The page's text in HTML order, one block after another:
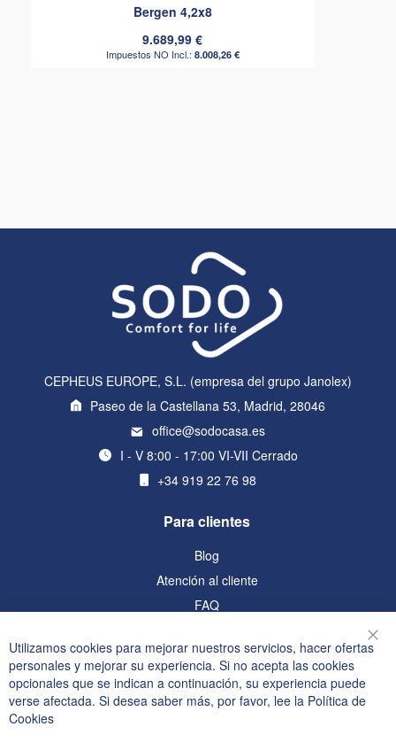
Bergen 4,2x8
9.689,99 €
8.008,26 €
CEPHEUS EUROPE, S.L. (empresa del grupo Janolex)
Paseo de la Castellana 53, Madrid, 28046
office@sodocasa.es
I - V 8:00 - 17:00 VI-VII Cerrado
+34 919 22 76 98
Para clientes
Blog
Atención al cliente
FAQ
Información
Política de privacidad y cookies
Términos de búsqueda
Utilizamos cookies para mejorar nuestros servicios, hacer ofertas
personales y mejorar su experiencia. Si no acepta las cookies
opcionales que se indican a continuación, su experiencia puede
verse afectada. Si desea saber más, por favor, lee la Política de
Cookies